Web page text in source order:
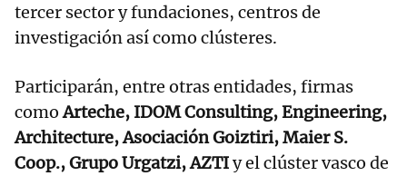
tercer sector y fundaciones, centros de
investigación así como clústeres.
Participarán, entre otras entidades, firmas
comoArteche, IDOM Consulting, Engineering,
Architecture, Asociación Goiztiri, Maier S.
Coop., Grupo Urgatzi, AZTIy el clúster vasco de